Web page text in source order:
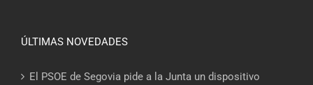
ÚLTIMAS NOVEDADES
El PSOE de Segovia pide a la Junta un dispositivo